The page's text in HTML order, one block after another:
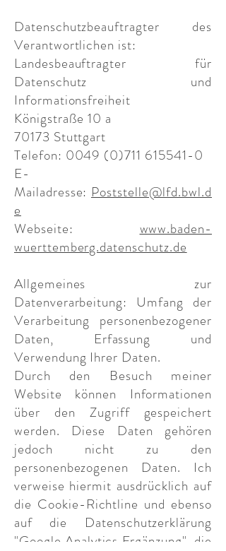
Datenschutzbeauftragter des
Verantwortlichen ist:
Landesbeauftragter für
Datenschutz und
Informationsfreiheit
Königstraße 10 a
70173 Stuttgart
Telefon: 0049 (0)711 615541-0
E-
Mailadresse: Poststelle@lfd.bwl.d
e
Webseite: www.baden-
wuerttemberg.datenschutz.de
Allgemeines zur
Datenverarbeitung: Umfang der
Verarbeitung personenbezogener
Daten, Erfassung und
Verwendung Ihrer Daten.
Durch den Besuch meiner
Website können Informationen
über den Zugriff gespeichert
werden. Diese Daten gehören
jedoch nicht zu den
personenbezogenen Daten. Ich
verweise hiermit ausdrücklich auf
die Cookie-Richtline und ebenso
auf die Datenschutzerklärung
"Google Analytics Ergänzung", die